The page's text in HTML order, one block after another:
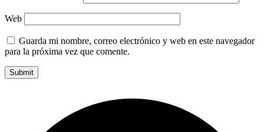
Web
Guarda mi nombre, correo electrónico y web en este navegador
para la próxima vez que comente.